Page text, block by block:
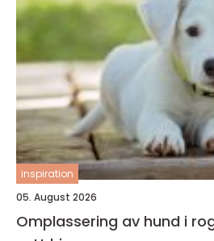
inspiration
05. August 2026
Omplassering av hund i rogaland